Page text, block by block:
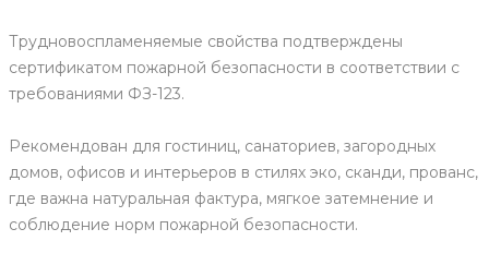
Трудновоспламеняемые свойства подтверждены
сертификатом пожарной безопасности в соответствии с
требованиями ФЗ-123.
Рекомендован для гостиниц, санаториев, загородных
домов, офисов и интерьеров в стилях эко, сканди, прованс,
где важна натуральная фактура, мягкое затемнение и
соблюдение норм пожарной безопасности.